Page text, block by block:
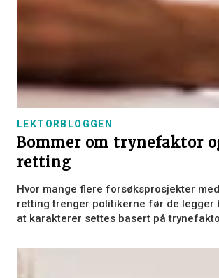
LEKTORBLOGGEN
Bommer om trynefaktor
retting
Hvor mange flere forsøksprosjekter
retting trenger politikerne før de legger
at karakterer settes basert på